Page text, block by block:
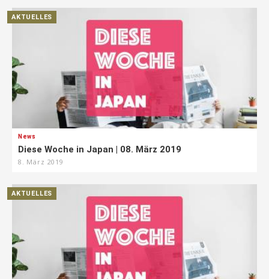
AKTUELLES
News
Diese Woche in Japan | 08. März 2019
8. März 2019
AKTUELLES